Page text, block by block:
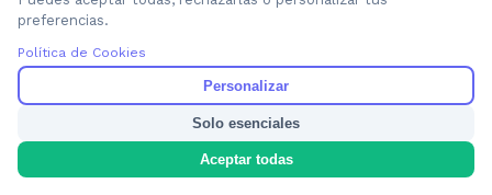
Plata y la provincia de Buenos Aires.
Nosotros
Cookies
preferencias.
Política de Cookies
Personalizar
Solo esenciales
Aceptar todas